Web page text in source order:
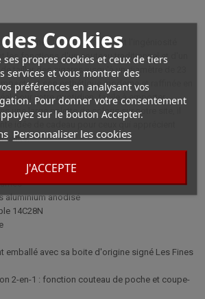
Cookies
ses propres cookies et ceux de tiers
services et vous montrer des
préférences en analysant vos
Pour donner votre consentement
sur le bouton Accepter.
Personnaliser les cookies
J'ACCEPTE
Jaune illustre parfaitement l'ingéniosité
les fonctions d'un couteau traditionnel et d'un
tailler des cigares jusqu'à un diamètre de 23
et son esthétique moderne et raffinée en
pour votre quotidien, facile à emporter
une large palette de coloris sur notre site, il
aluminium anodisé
14C28N
emballé avec sa boite d'origine signé Les Fines
2-en-1 : fonction couteau de poche et coupe-